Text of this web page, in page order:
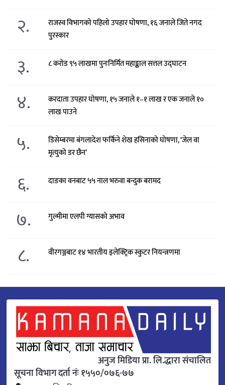
२.
राजस्व विभागको पहिलो उपहार घोषणा, १६ जनाले जिते नगद
पुरस्कार
३. ८ करोड ९५ लाखमा पुनःनिर्मित महाङ्काल सत्तल उद्घाटन
४.
करदाता उपहार घोषणा, १५ जनाले १–१ लाख र एक जनाले १०
लाख पाउने
५.
डिसेम्बरमा बंगलादेश फर्किने शेख हसिनाको घोषणा, ‘जेल वा
मृत्युको डर छैन’
६. दाङका वनबाट ५५ नाल भरुवा बन्दुक बरामद
७. गुल्मीमा एलपी ग्यासको अभाव
८. वीरगञ्जबाट १४ भारतीय इलेक्ट्रिक स्कुटर नियन्त्रणमा
अनुज मिडिया प्रा. लि.द्धारा संचालित
सूचना विभाग दर्ता नंः १५५०/०७६-७७